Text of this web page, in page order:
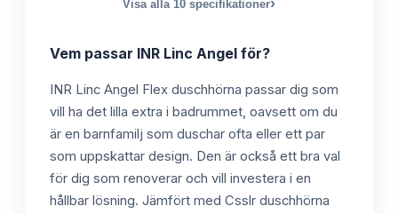
Visa alla 10 specifikationer›
Vem passar INR Linc Angel för?
INR Linc Angel Flex duschhörna passar dig som
vill ha det lilla extra i badrummet, oavsett om du
är en barnfamilj som duschar ofta eller ett par
som uppskattar design. Den är också ett bra val
för dig som renoverar och vill investera i en
hållbar lösning. Jämfört med Csslr duschhörna